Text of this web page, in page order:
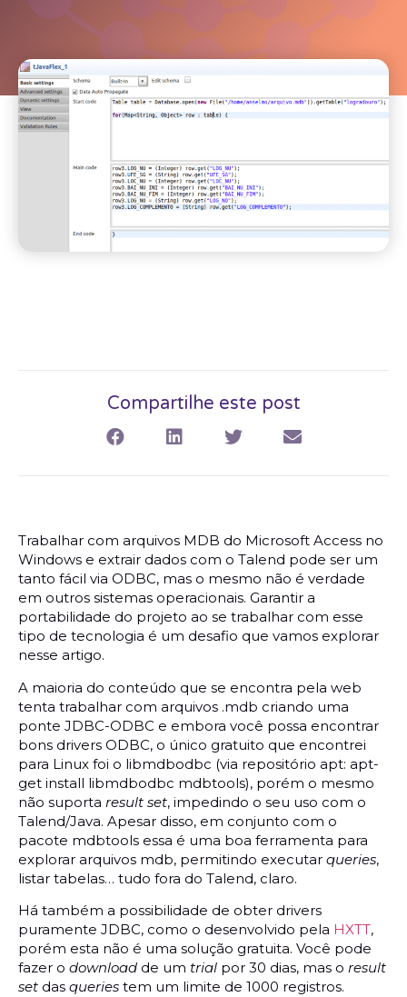
Compartilhe este post
Trabalhar com arquivos MDB do Microsoft Access no
Windows e extrair dados com o Talend pode ser um
tanto fácil via ODBC, mas o mesmo não é verdade
em outros sistemas operacionais. Garantir a
portabilidade do projeto ao se trabalhar com esse
tipo de tecnologia é um desafio que vamos explorar
nesse artigo.
A maioria do conteúdo que se encontra pela web
tenta trabalhar com arquivos .mdb criando uma
ponte JDBC-ODBC e embora você possa encontrar
bons drivers ODBC, o único gratuito que encontrei
para Linux foi o libmdbodbc (via repositório apt: apt-
get install libmdbodbc mdbtools), porém o mesmo
não suporta result set, impedindo o seu uso com o
Talend/Java. Apesar disso, em conjunto com o
pacote mdbtools essa é uma boa ferramenta para
explorar arquivos mdb, permitindo executar queries,
listar tabelas… tudo fora do Talend, claro.
Há também a possibilidade de obter drivers
puramente JDBC, como o desenvolvido pela HXTT,
porém esta não é uma solução gratuita. Você pode
fazer o download de um trial por 30 dias, mas o result
set das queries tem um limite de 1000 registros.